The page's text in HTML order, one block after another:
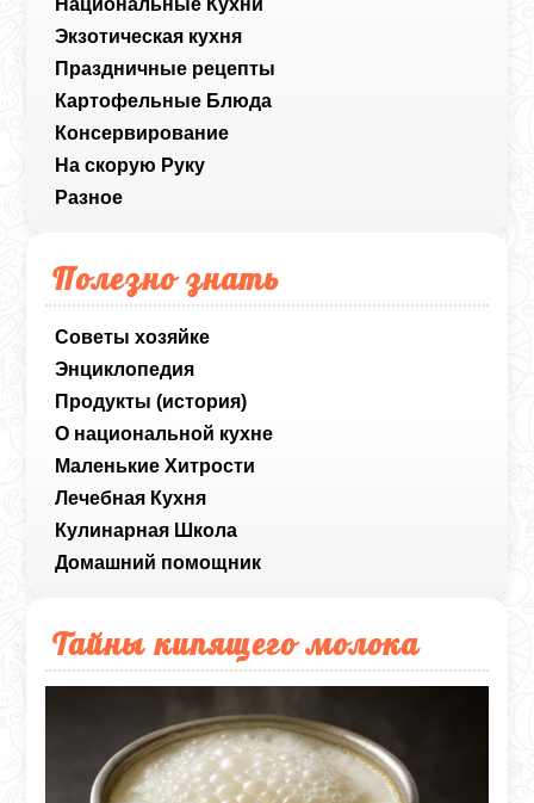
Национальные Кухни
Экзотическая кухня
Праздничные рецепты
Картофельные Блюда
Консервирование
На скорую Руку
Разное
Полезно знать
Советы хозяйке
Энциклопедия
Продукты (история)
О национальной кухне
Маленькие Хитрости
Лечебная Кухня
Кулинарная Школа
Домашний помощник
Тайны кипящего молока